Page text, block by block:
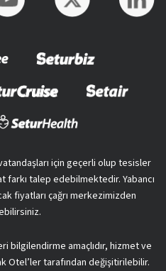
için geçerli olup tesisler
farkı talep edebilmektedir. Yabancı
fiyatları çağrı merkezimizden
bilgilendirme amaçlıdır, hizmet ve
Otel’ler tarafından değişitirilebilir.